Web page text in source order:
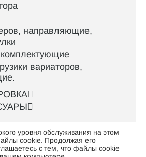
направляющие,
вариаторов,
VELO52.RU
уровня обслуживания на этом
cookie. Продолжая его
с тем, что файлы cookie